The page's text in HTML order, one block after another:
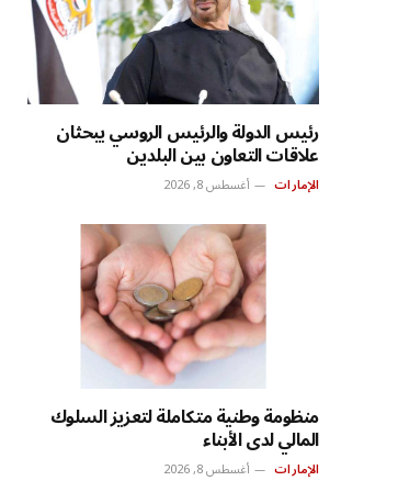
رئيس الدولة والرئيس الروسي يبحثان
علاقات التعاون بين البلدين
الإمارات أغسطس 8, 2026
منظومة وطنية متكاملة لتعزيز السلوك
المالي لدى الأبناء
الإمارات أغسطس 8, 2026